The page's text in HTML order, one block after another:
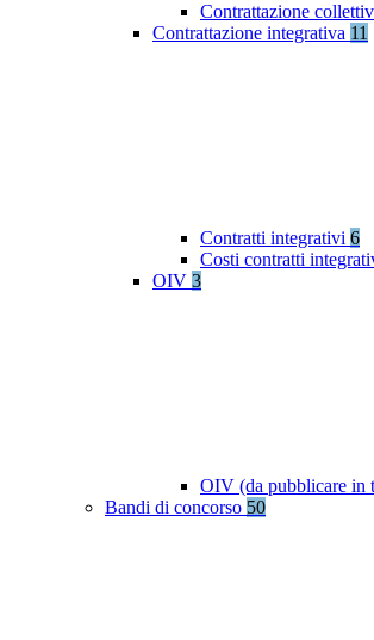
Contrattazione
Contrattazione integrativa 11
Contratti integrativi 6
Costi contratti
OIV 3
OIV (da pubblicare in
Bandi di concorso 50